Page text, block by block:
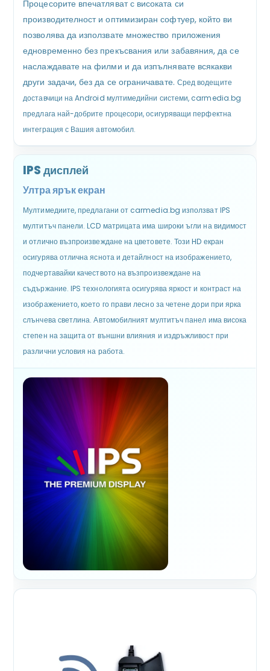
Процесорите впечатляват с високата си
производителност и оптимизиран софтуер, който ви
позволява да използвате множество приложения
едновременно без прекъсвания или забавяния, да се
наслаждавате на филми и да изпълнявате всякакви
други задачи, без да се ограничавате. Сред водещите
доставчици на Android мултимедийни системи, carmedia.bg
предлага най-добрите процесори, осигуряващи перфектна
интеграция с Вашия автомобил.
IPS дисплей
Ултра ярък екран
Мултимедиите, предлагани от carmedia.bg използват IPS
мултитъч панели. LCD матрицата има широки ъгли на видимост
и отлично възпроизвеждане на цветовете. Този HD екран
осигурява отлична яснота и детайлност на изображението,
подчертавайки качеството на възпроизвеждане на
съдържание. IPS технологията осигурява яркост и контраст на
изображението, което го прави лесно за четене дори при ярка
слънчева светлина. Автомобилният мултитъч панел има висока
степен на защита от външни влияния и издръжливост при
различни условия на работа.